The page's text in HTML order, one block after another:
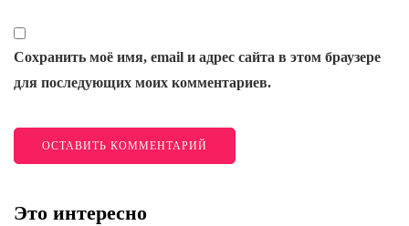
Сохранить моё имя, email и адрес сайта в этом браузере
для последующих моих комментариев.
Это интересно